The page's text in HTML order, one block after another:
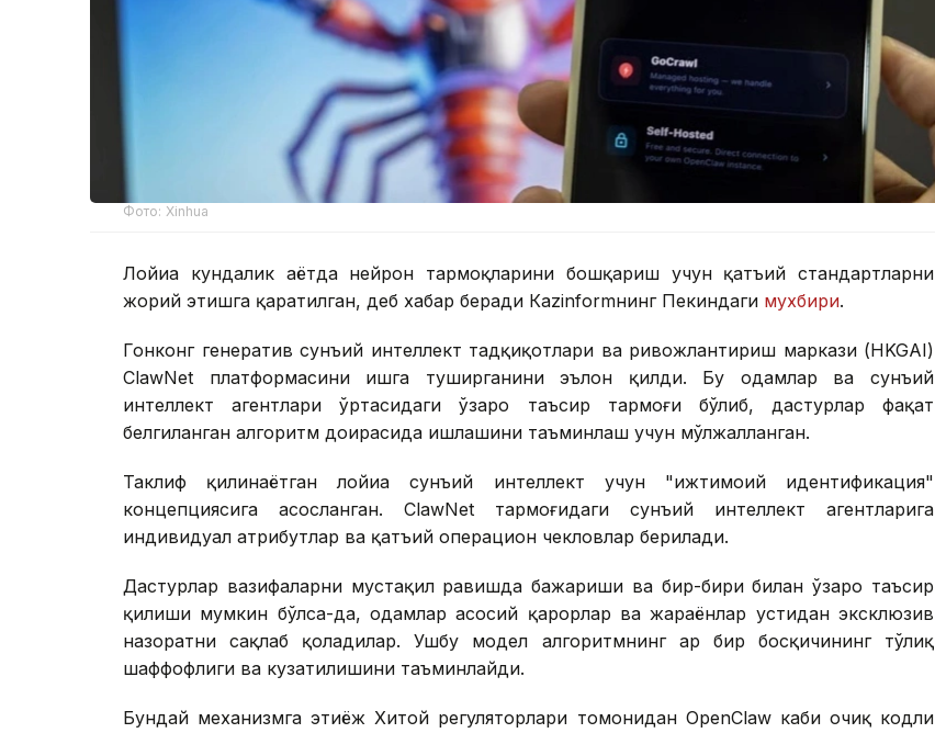
Фото: Xinhua
Лойиҳа кундалик ҳаётда нейрон тармоқларини бошқариш учун қатъий стандартларни
жорий этишга қаратилган, деб хабар беради Каzinformнинг Пекиндаги мухбири.
Гонконг генератив сунъий интеллект тадқиқотлари ва ривожлантириш маркази (HKGAI)
ClawNet платформасини ишга туширганини эълон қилди. Бу одамлар ва сунъий
интеллект агентлари ўртасидаги ўзаро таъсир тармоғи бўлиб, дастурлар фақат
белгиланган алгоритм доирасида ишлашини таъминлаш учун мўлжалланган.
Таклиф қилинаётган лойиҳа сунъий интеллект учун "ижтимоий идентификация"
концепциясига асосланган. ClawNet тармоғидаги сунъий интеллект агентларига
индивидуал атрибутлар ва қатъий операцион чекловлар берилади.
Дастурлар вазифаларни мустақил равишда бажариши ва бир-бири билан ўзаро таъсир
қилиши мумкин бўлса-да, одамлар асосий қарорлар ва жараёнлар устидан эксклюзив
назоратни сақлаб қоладилар. Ушбу модел алгоритмнинг ҳар бир босқичининг тўлиқ
шаффофлиги ва кузатилишини таъминлайди.
Бундай механизмга эҳтиёж Хитой регуляторлари томонидан OpenClaw каби очиқ кодли